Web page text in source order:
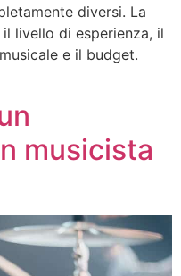
diversi. La
livello di esperienza, il
e il budget.
musicista